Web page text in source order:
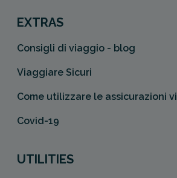
EXTRAS
Consigli di viaggio - blog
Viaggiare Sicuri
Come utilizzare le assicurazioni
Covid-19
UTILITIES